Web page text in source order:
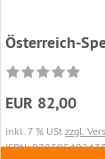
Österreich-
EUR 82,00
inkl. 7 % USt zzgl.
ISBN: